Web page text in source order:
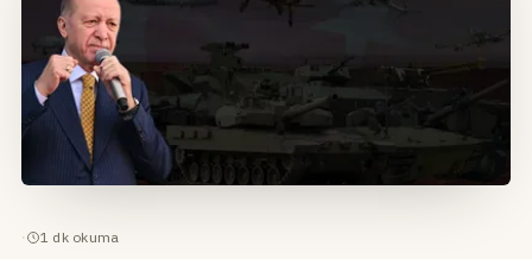
· 1 dk okuma